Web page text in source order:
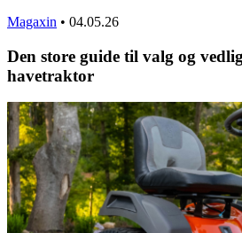
Magaxin • 04.05.26
Den store guide til valg og
havetraktor